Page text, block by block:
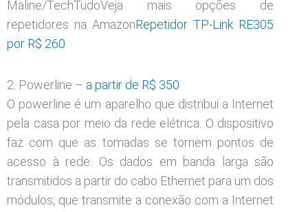
Maline/TechTudoVeja mais opções de
repetidores na AmazonRepetidor TP-Link RE305
por R$ 260
2. Powerline – a partir de R$ 350
O powerline é um aparelho que distribui a Internet
pela casa por meio da rede elétrica. O dispositivo
faz com que as tomadas se tornem pontos de
acesso à rede. Os dados em banda larga são
transmitidos a partir do cabo Ethernet para um dos
módulos, que transmite a conexão com a Internet